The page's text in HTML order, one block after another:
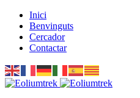
Inici
Benvinguts
Cercador
Contactar